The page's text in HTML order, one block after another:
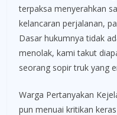
terpaksa menyerahkan
kelancaran perjalanan,
Dasar hukumnya tidak
menolak, kami takut
seorang sopir truk yang
Warga Pertanyakan
pun menuai kritikan